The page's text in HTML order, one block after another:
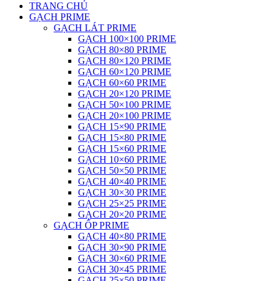
TRANG CHỦ
GẠCH PRIME
GẠCH LÁT PRIME
GẠCH 100×100 PRIME
GẠCH 80×80 PRIME
GẠCH 80×120 PRIME
GẠCH 60×120 PRIME
GẠCH 60×60 PRIME
GẠCH 20×120 PRIME
GẠCH 50×100 PRIME
GẠCH 20×100 PRIME
GẠCH 15×90 PRIME
GẠCH 15×80 PRIME
GẠCH 15×60 PRIME
GẠCH 10×60 PRIME
GẠCH 50×50 PRIME
GẠCH 40×40 PRIME
GẠCH 30×30 PRIME
GẠCH 25×25 PRIME
GẠCH 20×20 PRIME
GẠCH ỐP PRIME
GẠCH 40×80 PRIME
GẠCH 30×90 PRIME
GẠCH 30×60 PRIME
GẠCH 30×45 PRIME